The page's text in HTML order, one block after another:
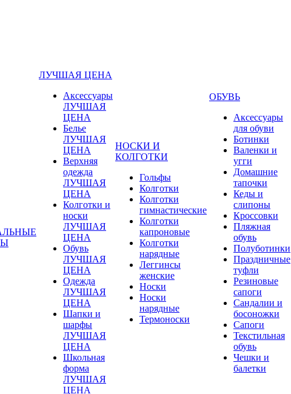
ЛУЧШАЯ ЦЕНА
Аксессуары
ЛУЧШАЯ
ЦЕНА
Белье
ЛУЧШАЯ
ЦЕНА
Верхняя
одежда
ЛУЧШАЯ
ЦЕНА
Колготки и
носки
ЛУЧШАЯ
ЦЕНА
Обувь
ЛУЧШАЯ
ЦЕНА
Одежда
ЛУЧШАЯ
ЦЕНА
Шапки и
шарфы
ЛУЧШАЯ
ЦЕНА
Школьная
форма
ЛУЧШАЯ
ЦЕНА
НОСКИ И
КОЛГОТКИ
Гольфы
Колготки
Колготки
гимнастические
Колготки
капроновые
Колготки
нарядные
Леггинсы
женские
Носки
Носки
нарядные
Термоноски
ОБУВЬ
Аксессуары
для обуви
Ботинки
Валенки и
угги
Домашние
тапочки
Кеды и
слипоны
Кроссовки
Пляжная
обувь
Полуботинки
Праздничные
туфли
Резиновые
сапоги
Сандалии и
босоножки
Сапоги
Текстильная
обувь
Чешки и
балетки